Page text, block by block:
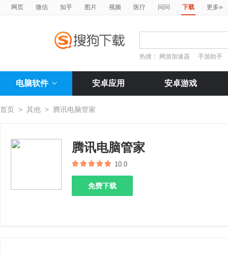
网页 微信 知乎 图片 视频 医疗 问问 下载 更多»
热搜： 网游加速器 手游助手
电脑软件 安卓应用 安卓游戏
首页 > 其他 > 腾讯电脑管家
腾讯电脑管家
10.0
免费下载